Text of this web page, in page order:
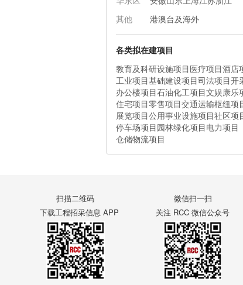
其他
港澳台及海外
各类拟在建项目
教育及科研设施项目医疗项目酒店
工业项目基础建设项目司法项目开
办公楼项目石油化工项目文娱康乐
住宅项目零售项目交通运输枢纽项
展览项目公用事业设施项目社区项
停车场项目园林绿化项目电力项目
仓储物流项目
扫描二维码
下载工程招采信息 APP
微信扫一扫
关注 RCC 微信公众号